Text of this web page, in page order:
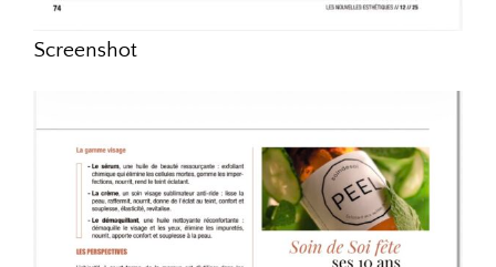
Screenshot